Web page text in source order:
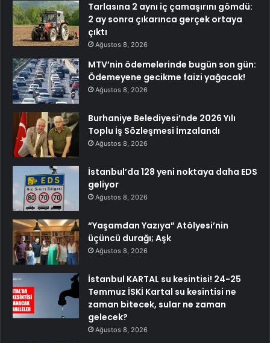
Tarlasına 2 aynı iç çamaşırını gömdü:
2 ay sonra çıkarınca gerçek ortaya
çıktı
Ağustos 8, 2026
MTV’nin ödemelerinde bugün son gün:
Ödemeyene gecikme faizi yağacak!
Ağustos 8, 2026
Burhaniye Belediyesi’nde 2026 Yılı
Toplu İş Sözleşmesi İmzalandı
Ağustos 8, 2026
İstanbul’da 128 yeni noktaya daha EDS
geliyor
Ağustos 8, 2026
“Yaşamdan Yazıya” Atölyesi’nin
üçüncü durağı; Aşk
Ağustos 8, 2026
İstanbul KARTAL su kesintisi! 24-25
Temmuz İSKİ Kartal su kesintisi ne
zaman bitecek, sular ne zaman
gelecek?
Ağustos 8, 2026